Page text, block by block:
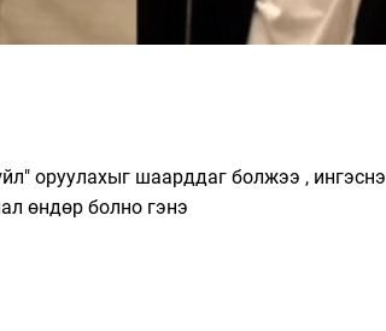
оруулахыг шаарддаг болжээ ,
өндөр болно гэнэ